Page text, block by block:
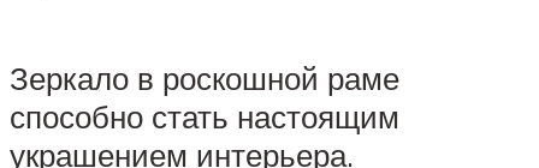
Зеркало в роскошной раме
способно стать настоящим
украшением интерьера.